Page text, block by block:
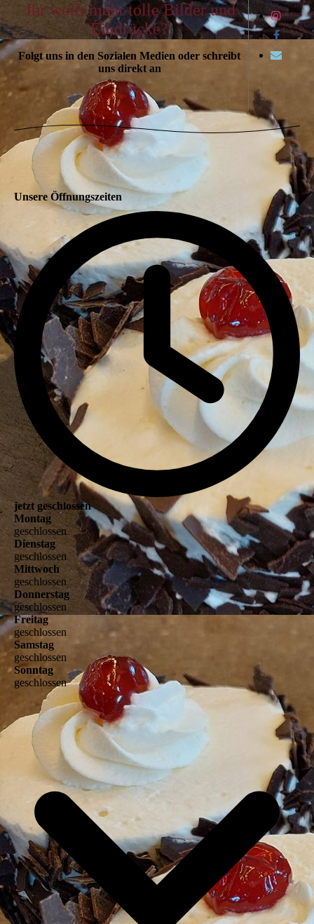
Ihr wollt mehr tolle Bilder und
Eindrücke?
Folgt uns in den Sozialen Medien oder schreibt
uns direkt an
Unsere Öffnungszeiten
jetzt geschlossen
Montag
geschlossen
Dienstag
geschlossen
Mittwoch
geschlossen
Donnerstag
geschlossen
Freitag
geschlossen
Samstag
geschlossen
Sonntag
geschlossen